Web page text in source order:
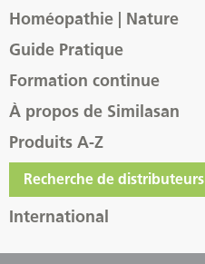
Homéopathie | Nature
Guide Pratique
Formation continue
À propos de Similasan
Produits A-Z
Recherche de distributeurs
International